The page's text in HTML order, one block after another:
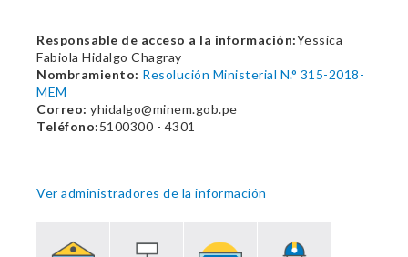
Responsable de acceso a la información:Yessica
Fabiola Hidalgo Chagray
Nombramiento: Resolución Ministerial N.° 315-2018-
MEM
Correo: yhidalgo@minem.gob.pe
Teléfono:5100300 - 4301
Ver administradores de la información